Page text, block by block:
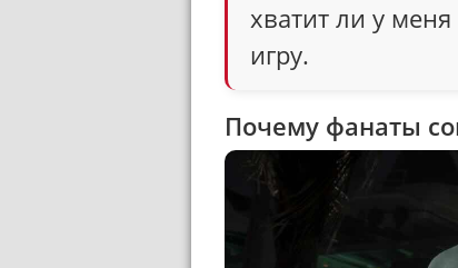
хватит ли у
игру.
Почему фанаты